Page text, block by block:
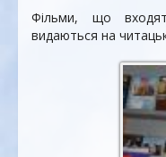
Фільми, що
видаються на